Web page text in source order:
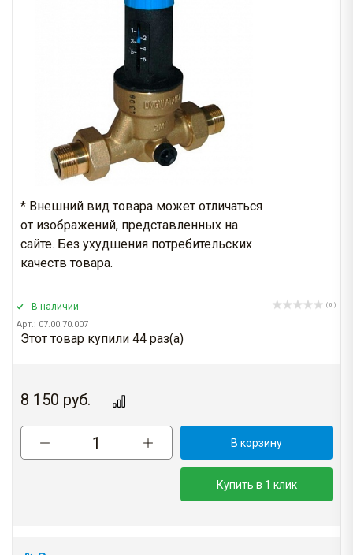
* Внешний вид товара может отличаться
от изображений, представленных на
сайте. Без ухудшения потребительских
качеств товара.
В наличии
Арт.: 07.00.70.007
( 0 )
Этот товар купили 44 раз(a)
8 150 руб.
В корзину
Купить в 1 клик